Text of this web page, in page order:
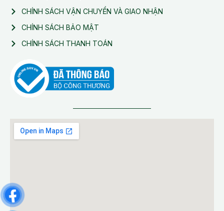
CHÍNH SÁCH VẬN CHUYỂN VÀ GIAO NHẬN
CHÍNH SÁCH BẢO MẬT
CHÍNH SÁCH THANH TOÁN